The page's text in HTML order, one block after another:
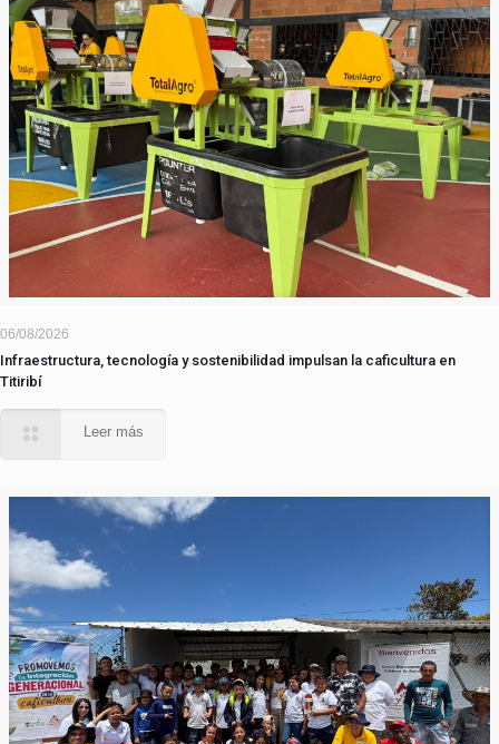
06/08/2026
Infraestructura, tecnología y sostenibilidad impulsan la caficultura en
Titiribí
Leer más